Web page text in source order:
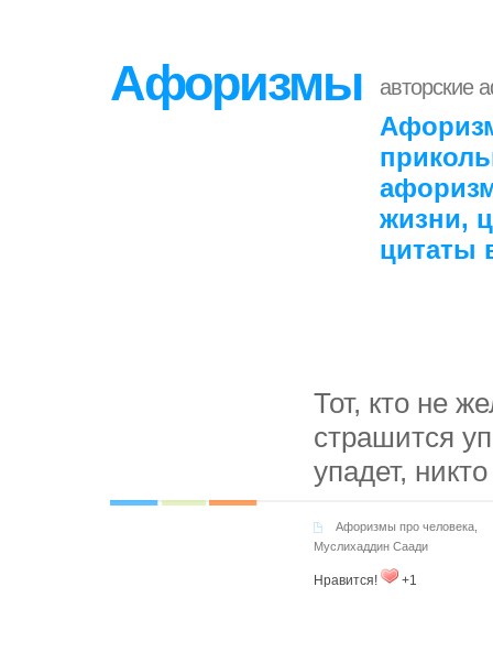
Афоризмы авторские
жизни,
цитаты
Тот, кто не
страшится
упадет,
Афоризмы про человека
Муслихаддин Саади
Нравится! +1